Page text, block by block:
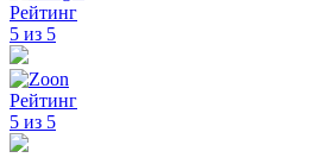
Рейтинг
5 из 5
Рейтинг
5 из 5